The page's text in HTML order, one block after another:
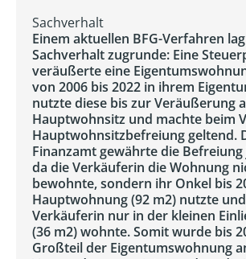
Sachverhalt
Einem aktuellen BFG-Verfahren
Sachverhalt zugrunde: Eine
veräußerte eine
von 2006 bis 2022 in ihrem
nutzte diese bis zur Veräußerung
Hauptwohnsitz und machte beim
Hauptwohnsitzbefreiung geltend.
Finanzamt gewährte die
da die Verkäuferin die Wohnung
bewohnte, sondern ihr Onkel bis
Hauptwohnung (92 m2) nutzte
Verkäuferin nur in der kleinen
(36 m2) wohnte. Somit wurde bis
Großteil der Eigentumswohnung